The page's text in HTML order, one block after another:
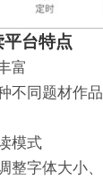
台特点
富
不同题材作
模式
整字体大小